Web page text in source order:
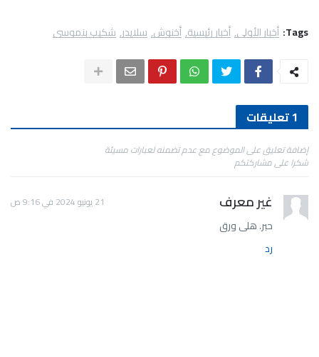
Tags: أخبار الأولى أخبار رئيسية أخنوش سلايدر شكيب بنموسى
1 تعليقات
إضافة تعليق على الموضوع مع عدم تضمنه لعبارات مسيئة
شكرا على مشاركتكم
غير معرف 21 يونيو 2024 في 9:16 ص
حبر. هلى ورق
رد